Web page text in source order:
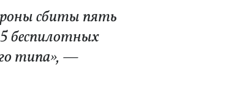
сбиты пять
беспилотных
типа», —